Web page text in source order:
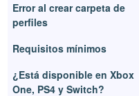
Error al crear carpeta de
perfiles
Requisitos mínimos
¿Está disponible en Xbox
One, PS4 y Switch?